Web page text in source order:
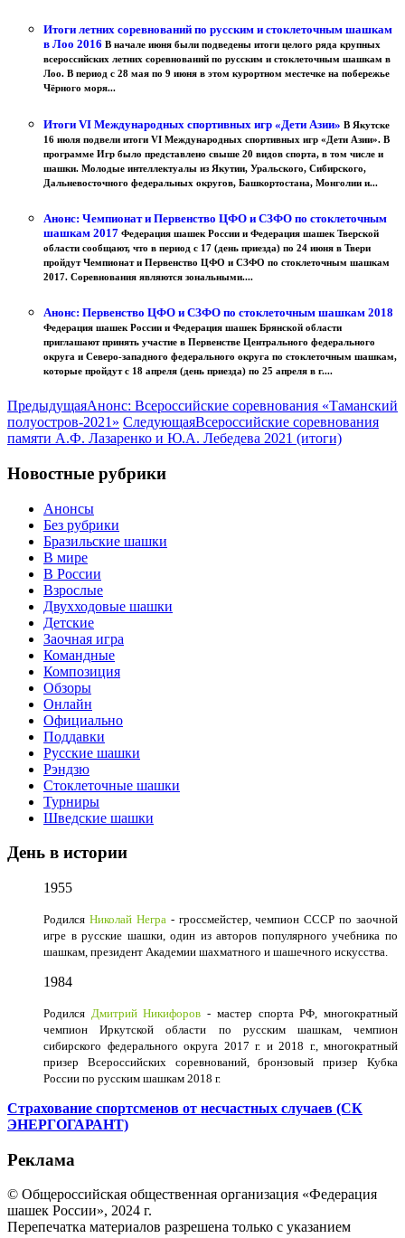
Итоги летних соревнований по русским и стоклеточным шашкам
в Лоо 2016 В начале июня были подведены итоги целого ряда крупных
всероссийских летних соревнований по русским и стоклеточным шашкам в
Лоо. В период с 28 мая по 9 июня в этом курортном местечке на побережье
Чёрного моря...
Итоги VI Международных спортивных игр «Дети Азии» В Якутске
16 июля подвели итоги VI Международных спортивных игр «Дети Азии». В
программе Игр было представлено свыше 20 видов спорта, в том числе и
шашки. Молодые интеллектуалы из Якутии, Уральского, Сибирского,
Дальневосточного федеральных округов, Башкортостана, Монголии и...
Анонс: Чемпионат и Первенство ЦФО и СЗФО по стоклеточным
шашкам 2017 Федерация шашек России и Федерация шашек Тверской
области сообщают, что в период с 17 (день приезда) по 24 июня в Твери
пройдут Чемпионат и Первенство ЦФО и СЗФО по стоклеточным шашкам
2017. Соревнования являются зональными....
Анонс: Первенство ЦФО и СЗФО по стоклеточным шашкам 2018
Федерация шашек России и Федерация шашек Брянской области
приглашают принять участие в Первенстве Центрального федерального
округа и Северо-западного федерального округа по стоклеточным шашкам,
которые пройдут с 18 апреля (день приезда) по 25 апреля в г....
ПредыдущаяАнонс: Всероссийские соревнования «Таманский
полуостров-2021» СледующаяВсероссийские соревнования
памяти А.Ф. Лазаренко и Ю.А. Лебедева 2021 (итоги)
Новостные рубрики
Анонсы
Без рубрики
Бразильские шашки
В мире
В России
Взрослые
Двухходовые шашки
Детские
Заочная игра
Командные
Композиция
Обзоры
Онлайн
Официально
Поддавки
Русские шашки
Рэндзю
Стоклеточные шашки
Турниры
Шведские шашки
День в истории
1955
Родился Николай Негра - гроссмейстер, чемпион СССР по заочной
игре в русские шашки, один из авторов популярного учебника по
шашкам, президент Академии шахматного и шашечного искусства.
1984
Родился Дмитрий Никифоров - мастер спорта РФ, многократный
чемпион Иркутской области по русским шашкам, чемпион
сибирского федерального округа 2017 г. и 2018 г., многократный
призер Всероссийских соревнований, бронзовый призер Кубка
России по русским шашкам 2018 г.
Страхование спортсменов от несчастных случаев (СК
ЭНЕРГОГАРАНТ)
Реклама
© Общероссийская общественная организация «Федерация
шашек России», 2024 г.
Перепечатка материалов разрешена только с указанием